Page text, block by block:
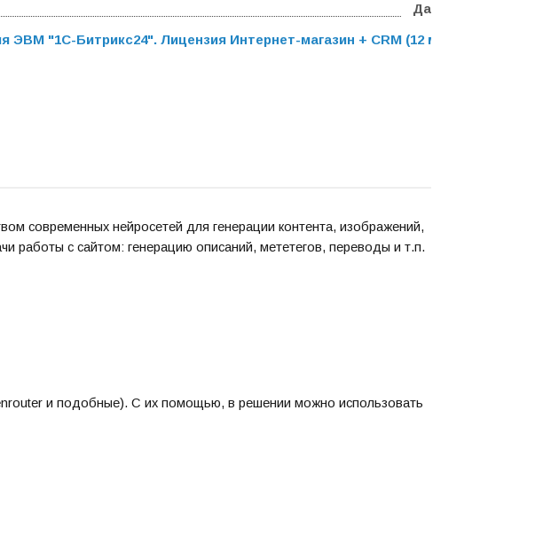
Да
ЭВМ "1С-Битрикс24". Лицензия Интернет-магазин + CRM (12 мес.)
современных нейросетей для генерации контента, изображений,
работы с сайтом: генерацию описаний, мететегов, переводы и т.п.
и подобные). С их помощью, в решении можно использовать